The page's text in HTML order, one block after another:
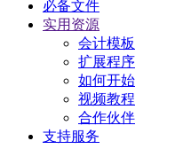
必备文件
实用资源
会计模板
扩展程序
如何开始
视频教程
合作伙伴
支持服务